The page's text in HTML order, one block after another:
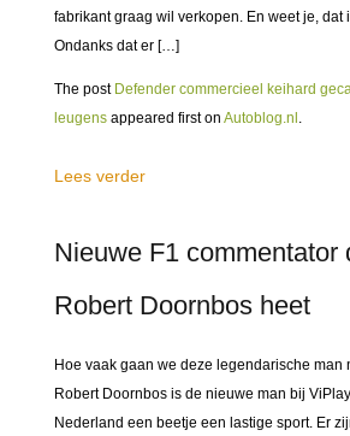
fabrikant graag wil verkopen. En weet je, dat
Ondanks dat er […]
The post Defender commercieel keihard
leugens appeared first on Autoblog.nl .
Lees verder
Nieuwe F1 commentator
Robert Doornbos heet
Hoe vaak gaan we deze legendarische man
Robert Doornbos is de nieuwe man bij
Nederland een beetje een lastige sport. Er